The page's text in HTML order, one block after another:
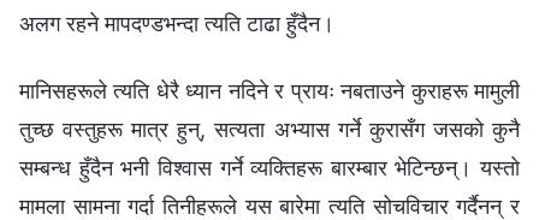
अलग रहने मापदण्डभन्दा त्यति टाढा हुँदैन।
मानिसहरूले त्यति धेरै ध्यान नदिने र प्रायः नबताउने कुराहरू मामुली
तुच्छ वस्तुहरू मात्र हुन्, सत्यता अभ्यास गर्ने कुरासँग जसको कुनै
सम्बन्ध हुँदैन भनी विश्‍वास गर्ने व्यक्तिहरू बारम्बार भेटिन्छन्। यस्तो
मामला सामना गर्दा तिनीहरूले यस बारेमा त्यति सोचविचार गर्दैनन् र